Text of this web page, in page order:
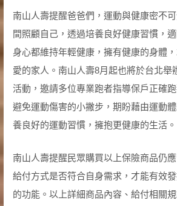
南山人壽提醒爸爸們，運動與健康密不
間照顧自己，透過培養良好健康習慣，
身心都維持年輕健康，擁有健康的身體
愛的家人。南山人壽8月起也將於台北舉
活動，邀請多位專業跑者指導保戶正確
避免運動傷害的小撇步，期盼藉由運動
養良好的運動習慣，擁抱更健康的生活。
南山人壽提醒民眾購買以上保險商品仍
給付方式是否符合自身需求，才能有效
的功能。以上詳細商品內容、給付相關